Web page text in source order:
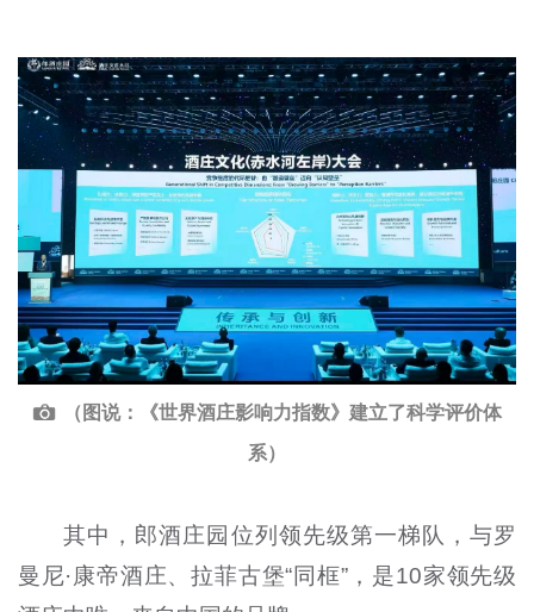
（图说：《世界酒庄影响力指数》建立了科学评价体
系）
其中，郎酒庄园位列领先级第一梯队，与罗
曼尼·康帝酒庄、拉菲古堡“同框”，是10家领先级